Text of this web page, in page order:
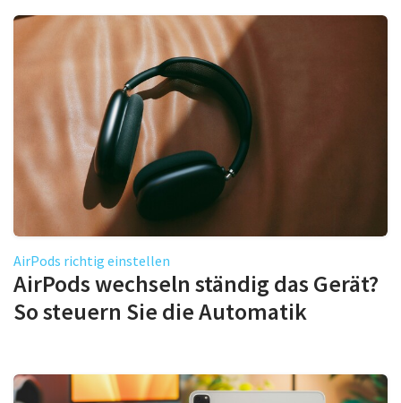
AirPods richtig einstellen
AirPods wechseln ständig das Gerät?
So steuern Sie die Automatik